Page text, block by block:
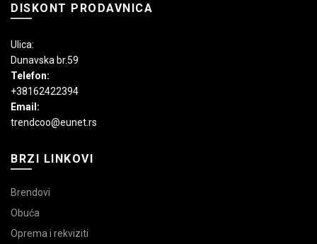
DISKONT PRODAVNICA
Ulica:
Dunavska br.59
Telefon:
+38162422394
Email:
trendcoo@eunet.rs
BRZI LINKOVI
Brendovi
Obuća
Oprema i rekviziti